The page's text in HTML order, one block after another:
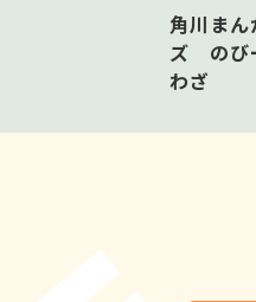
角川まん
ズ のび
わざ